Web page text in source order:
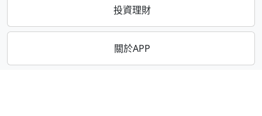
投資理財
關於APP